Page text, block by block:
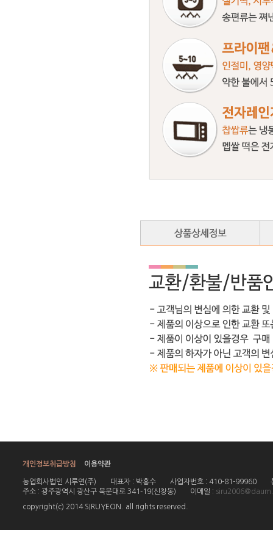
개인정보취급방침 이용약관
농업회사법인 시루연(주) 대표자 : 박홍수 사업자번호 : 410-81-99960
주소 : 광주광역시 광산구 북문대로 341-19(신창동)
이메일 :
copyright(c) 2014 SIRUYEON. all rights reserved.